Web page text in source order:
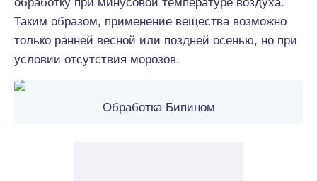
Таким образом, применение вещества возможно
только ранней весной или поздней осенью, но при
условии отсутствия морозов.
Обработка Бипином